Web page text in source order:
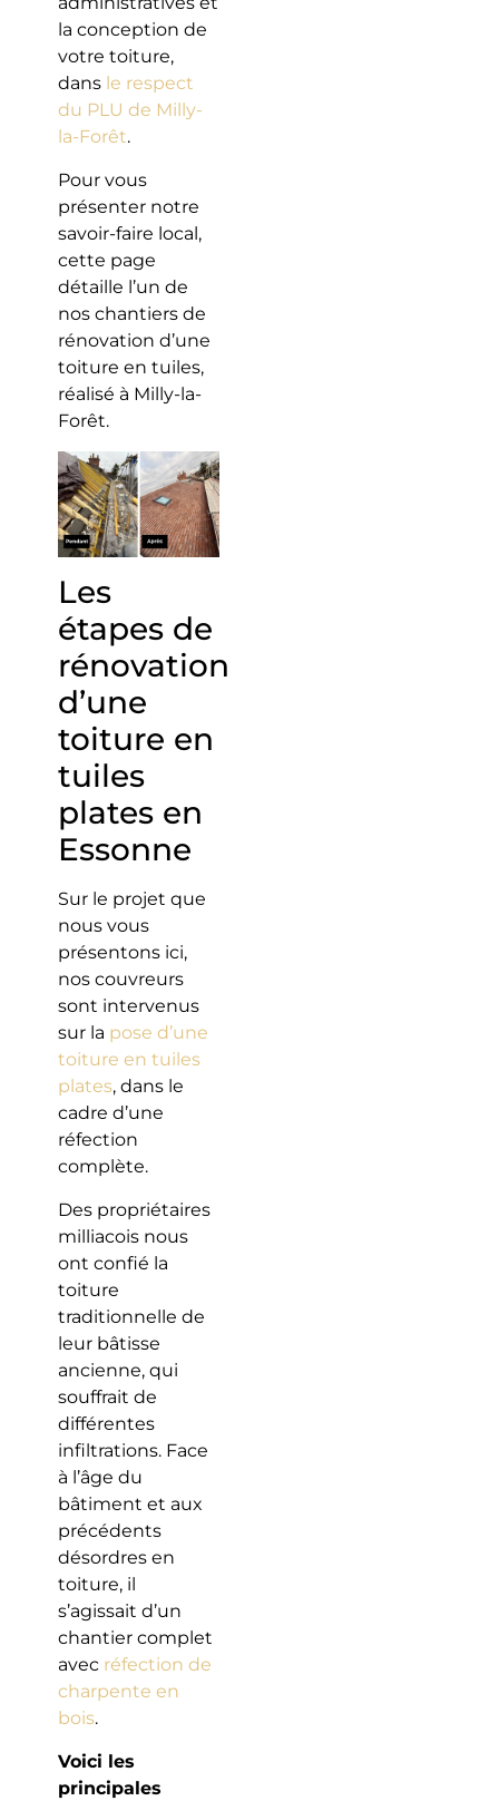
la conception de
votre toiture,
dansle respect
du PLU de Milly-
la-Forêt.
Pour vous
présenter notre
savoir-faire local,
cette page
détaille l’un de
nos chantiers de
rénovation d’une
toiture en tuiles,
réalisé à Milly-la-
Forêt.
Les
étapes de
rénovation
d’une
toiture en
tuiles
plates en
Essonne
Sur le projet que
nous vous
présentons ici,
nos couvreurs
sont intervenus
sur la pose d’une
toiture en tuiles
plates, dans le
cadre d’une
réfection
complète.
Des propriétaires
milliacois nous
ont confié la
toiture
traditionnelle de
leur bâtisse
ancienne, qui
souffrait de
différentes
infiltrations. Face
à l’âge du
bâtiment et aux
précédents
désordres en
toiture, il
s’agissait d’un
chantier complet
avec réfection de
charpente en
bois.
Voici les
principales